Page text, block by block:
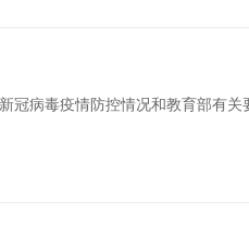
冠病毒疫情防控情况和教育部有关